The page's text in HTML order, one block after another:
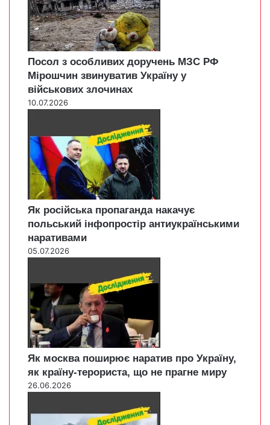
Посол з особливих доручень МЗС РФ
Мірошчин звинуватив Україну у
військових злочинах
10.07.2026
Як російська пропаганда накачує
польський інфопростір антиукраїнськими
наративами
05.07.2026
Як москва поширює наратив про Україну,
як країну-терориста, що не прагне миру
26.06.2026